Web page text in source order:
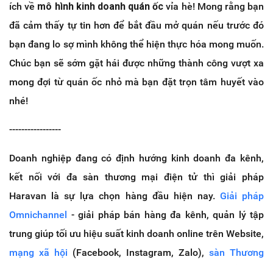
ích về mô hình kinh doanh quán ốc vỉa hè! Mong rằng bạn
đã cảm thấy tự tin hơn để bắt đầu mở quán nếu trước đó
bạn đang lo sợ mình không thể hiện thực hóa mong muốn.
Chúc bạn sẽ sớm gặt hái được những thành công vượt xa
mong đợi từ quán ốc nhỏ mà bạn đặt trọn tâm huyết vào
nhé!
-----------------
Doanh nghiệp đang có định hướng kinh doanh đa kênh,
kết nối với đa sàn thương mại điện tử thì giải pháp
Haravan là sự lựa chọn hàng đầu hiện nay. Giải pháp
Omnichannel
- giải pháp bán hàng đa kênh, quản lý tập
trung giúp tối ưu hiệu suất kinh doanh online trên Website,
mạng xã hội (Facebook, Instagram, Zalo), sàn Thương